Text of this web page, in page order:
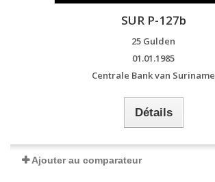
SUR P-127b
25 Gulden
01.01.1985
Centrale Bank van Suriname
Détails
Ajouter au comparateur